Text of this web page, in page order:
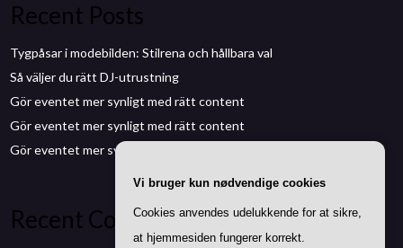
Recent Posts
Tygpåsar i modebilden: Stilrena och hållbara val
Så väljer du rätt DJ-utrustning
Gör eventet mer synligt med rätt content
Gör eventet mer synligt med rätt content
Gör eventet mer synligt med rätt content
Recent Comments
Vi bruger kun nødvendige cookies
Cookies anvendes udelukkende for at sikre,
at hjemmesiden fungerer korrekt.